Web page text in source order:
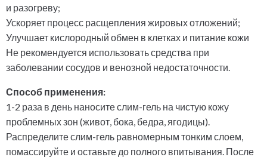
и разогреву;
Ускоряет процесс расщепления жировых отложений;
Улучшает кислородный обмен в клетках и питание кожи
Не рекомендуется использовать средства при
заболевании сосудов и венозной недостаточности.
Способ применения:
1-2 раза в день наносите слим-гель на чистую кожу
проблемных зон (живот, бока, бедра, ягодицы).
Распределите слим-гель равномерным тонким слоем,
помассируйте и оставьте до полного впитывания. После